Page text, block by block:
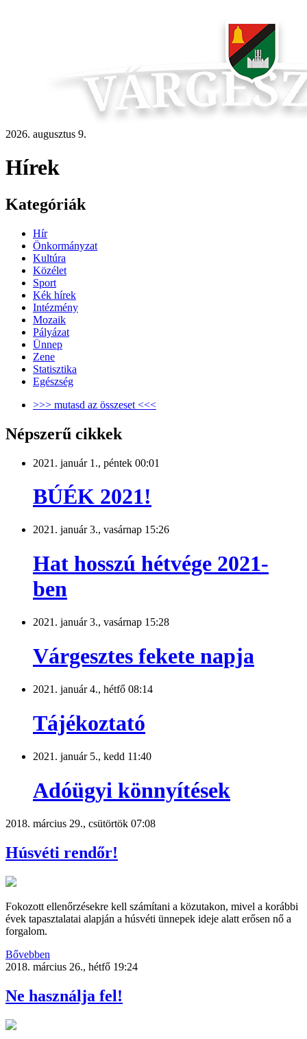
2026. augusztus 9.
Hírek
Kategóriák
Hír
Önkormányzat
Kultúra
Közélet
Sport
Kék hírek
Intézmény
Mozaik
Pályázat
Ünnep
Zene
Statisztika
Egészség
>>> mutasd az összeset <<<
Népszerű cikkek
2021. január 1., péntek 00:01
BÚÉK 2021!
2021. január 3., vasárnap 15:26
Hat hosszú hétvége 2021-
ben
2021. január 3., vasárnap 15:28
Várgesztes fekete napja
2021. január 4., hétfő 08:14
Tájékoztató
2021. január 5., kedd 11:40
Adóügyi könnyítések
2018. március 29., csütörtök 07:08
Húsvéti rendőr!
Fokozott ellenőrzésekre kell számítani a közutakon, mivel a korábbi
évek tapasztalatai alapján a húsvéti ünnepek ideje alatt erősen nő a
forgalom.
Bővebben
2018. március 26., hétfő 19:24
Ne használja fel!